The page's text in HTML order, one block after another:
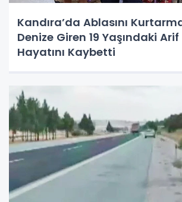
Kandıra’da Ablasını
Denize Giren 19 Yaşındaki
Hayatını Kaybetti